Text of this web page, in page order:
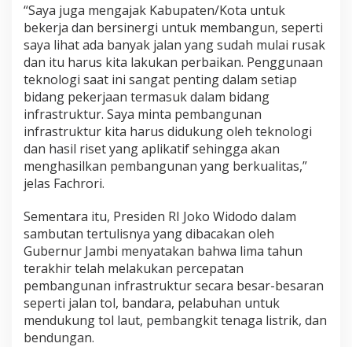
M
a
s
y
a
r
a
a
t
“Saya juga mengajak Kabupaten/Kota untuk
bekerja dan bersinergi untuk membangun, seperti
saya lihat ada banyak jalan yang sudah mulai rusak
dan itu harus kita lakukan perbaikan. Penggunaan
teknologi saat ini sangat penting dalam setiap
bidang pekerjaan termasuk dalam bidang
infrastruktur. Saya minta pembangunan
infrastruktur kita harus didukung oleh teknologi
dan hasil riset yang aplikatif sehingga akan
menghasilkan pembangunan yang berkualitas,”
jelas Fachrori.
Sementara itu, Presiden RI Joko Widodo dalam
sambutan tertulisnya yang dibacakan oleh
Gubernur Jambi menyatakan bahwa lima tahun
terakhir telah melakukan percepatan
pembangunan infrastruktur secara besar-besaran
seperti jalan tol, bandara, pelabuhan untuk
mendukung tol laut, pembangkit tenaga listrik, dan
bendungan.